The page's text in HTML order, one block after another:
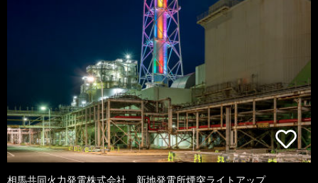
相馬共同火力発電株式会社 新地発電所煙突ライトアップ